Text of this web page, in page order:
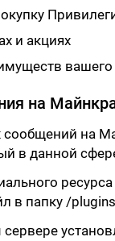
и акциях
вашего
на
сообщений на
в данной
ресурса
в папку /